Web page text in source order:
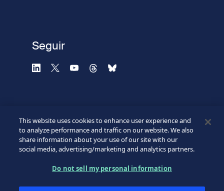
Seguir
Footer
©2026 SICPA HOLDING SA.
Política de confidencialidad
This website uses cookies to enhance user experience and
to analyze performance and traffic on our website. We also
share information about your use of our site with our
social media, advertising/marketing and analytics partners.
Do not sell my personal information